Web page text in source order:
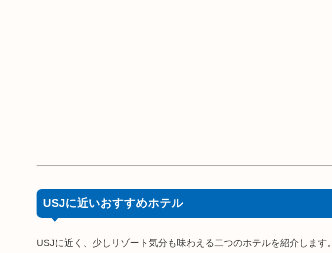
USJに近いおすすめホテル
USJに近く、少しリゾート気分も味わえる二つのホテルを紹介します。